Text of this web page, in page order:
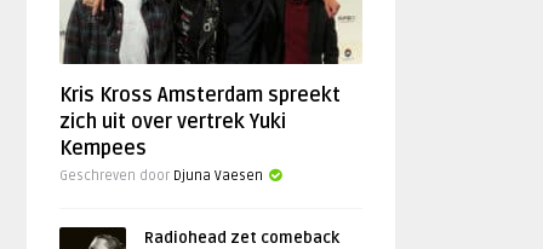
Kris Kross Amsterdam spreekt
zich uit over vertrek Yuki
Kempees
Geschreven door Djuna Vaesen
Radiohead zet comeback